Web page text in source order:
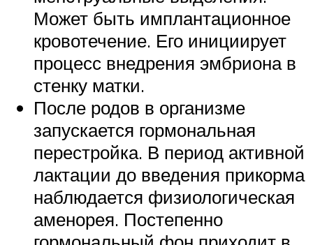
Может быть имплантационное
кровотечение. Его инициирует
процесс внедрения эмбриона в
стенку матки.
После родов в организме
запускается гормональная
перестройка. В период активной
лактации до введения прикорма
наблюдается физиологическая
аменорея. Постепенно